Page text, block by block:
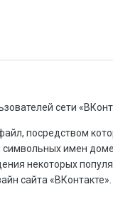
сети
посредством
символьных имен
некоторых
сайта «ВКонтакте».